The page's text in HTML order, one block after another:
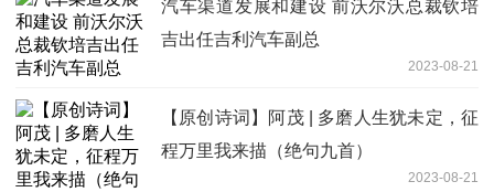
汽车渠道发展和建设 前沃尔沃总裁钦培
吉出任吉利汽车副总
2023-08-21
【原创诗词】阿茂 | 多磨人生犹未定，征
程万里我来描（绝句九首）
2023-08-21